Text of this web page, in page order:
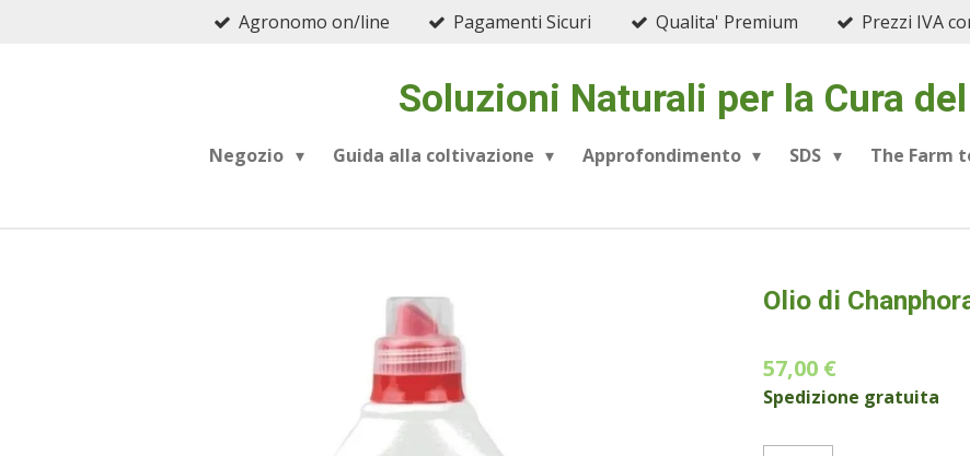
Agronomo on/line Pagamenti Sicuri Qualita' Premium Prezzi IVA
Soluzioni Naturali per la Cura
Negozio Guida alla coltivazione Approfondimento SDS
The Farm
Olio di
57,00 €
Spedizione gratuita